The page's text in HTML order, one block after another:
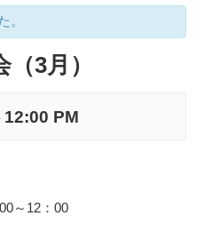
。
3月）
12:00 PM
～12：00